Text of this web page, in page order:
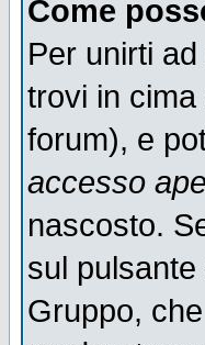
Come
Per unirti
trovi in
forum), e
accesso
nascosto.
sul
Gruppo,